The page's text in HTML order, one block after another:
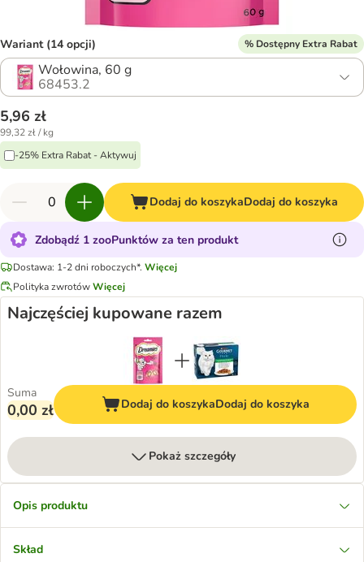
Wariant (14 opcji) % Dostępny Extra Rabat
Wołowina, 60 g
68453.2
5,96 zł
99,32 zł / kg
-25% Extra Rabat - Aktywuj
Dodaj do koszykaDodaj do koszyka
Zdobądź 1 zooPunktów za ten produkt
Dostawa: 1-2 dni roboczych*. Więcej
Polityka zwrotówWięcej
Najczęściej kupowane razem
Suma
0,00 zł Dodaj do koszykaDodaj do koszyka
Pokaż szczegóły
Opis produktu
Skład